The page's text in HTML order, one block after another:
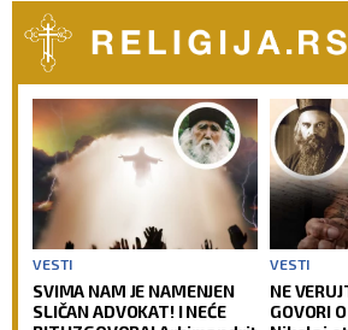
VESTI
SVIMA NAM JE NAMENJEN
SLIČAN ADVOKAT! I NEĆE
VESTI
NE
GOVORI